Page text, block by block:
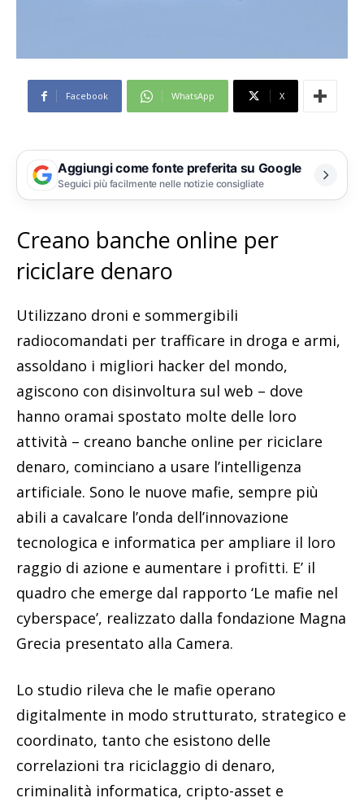
Facebook WhatsApp X
Aggiungi come fonte preferita su Google
Seguici più facilmente nelle notizie consigliate
Creano banche online per
riciclare denaro
Utilizzano droni e sommergibili
radiocomandati per trafficare in droga e armi,
assoldano i migliori hacker del mondo,
agiscono con disinvoltura sul web – dove
hanno oramai spostato molte delle loro
attività – creano banche online per riciclare
denaro, cominciano a usare l’intelligenza
artificiale. Sono le nuove mafie, sempre più
abili a cavalcare l’onda dell’innovazione
tecnologica e informatica per ampliare il loro
raggio di azione e aumentare i profitti. E’ il
quadro che emerge dal rapporto ‘Le mafie nel
cyberspace’, realizzato dalla fondazione Magna
Grecia presentato alla Camera.
Lo studio rileva che le mafie operano
digitalmente in modo strutturato, strategico e
coordinato, tanto che esistono delle
correlazioni tra riciclaggio di denaro,
criminalità informatica, cripto-asset e